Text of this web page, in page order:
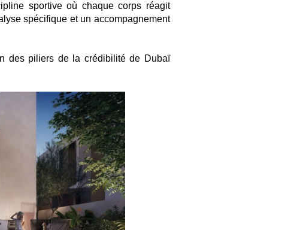
sportive où chaque corps réagit
spécifique et un accompagnement
des piliers de la crédibilité de Dubaï